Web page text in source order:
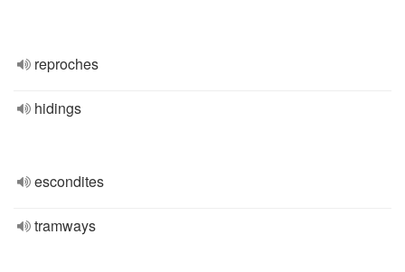
reproches
hidings
escondites
tramways